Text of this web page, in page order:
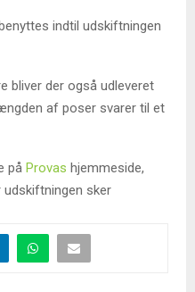
indtil udskiftningen
bliver der også udleveret
af poser svarer til et
på Provas hjemmeside,
sker